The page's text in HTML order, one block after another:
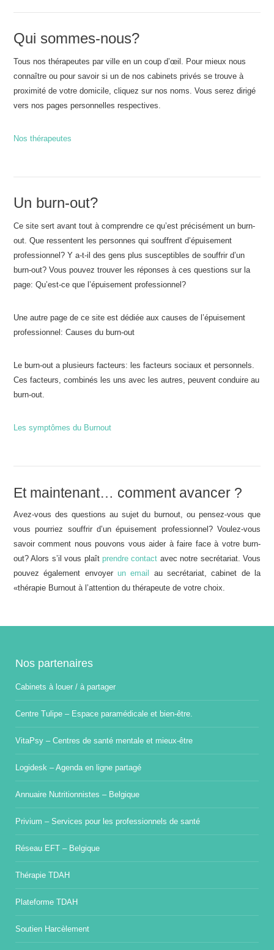
Qui sommes-nous?
Tous nos thérapeutes par ville en un coup d’œil. Pour mieux nous
connaître ou pour savoir si un de nos cabinets privés se trouve à
proximité de votre domicile, cliquez sur nos noms. Vous serez dirigé
vers nos pages personnelles respectives.
Nos thérapeutes
Un burn-out?
Ce site sert avant tout à comprendre ce qu’est précisément un burn-
out. Que ressentent les personnes qui souffrent d’épuisement
professionnel? Y a-t-il des gens plus susceptibles de souffrir d’un
burn-out? Vous pouvez trouver les réponses à ces questions sur la
page: Qu’est-ce que l’épuisement professionnel?
Une autre page de ce site est dédiée aux causes de l’épuisement
professionnel: Causes du burn-out
Le burn-out a plusieurs facteurs: les facteurs sociaux et personnels.
Ces facteurs, combinés les uns avec les autres, peuvent conduire au
burn-out.
Les symptômes du Burnout
Et maintenant… comment avancer ?
Avez-vous des questions au sujet du burnout, ou pensez-vous que
vous pourriez souffrir d’un épuisement professionnel? Voulez-vous
savoir comment nous pouvons vous aider à faire face à votre burn-
out? Alors s’il vous plaît prendre contact avec notre secrétariat. Vous
pouvez également envoyer un email
au secrétariat, cabinet de la
«thérapie Burnout à l’attention du thérapeute de votre choix.
Nos partenaires
Cabinets à louer / à partager
Centre Tulipe – Espace paramédicale et bien-être.
VitaPsy – Centres de santé mentale et mieux-être
Logidesk – Agenda en ligne partagé
Annuaire Nutritionnistes – Belgique
Privium – Services pour les professionnels de santé
Réseau EFT – Belgique
Thérapie TDAH
Plateforme TDAH
Soutien Harcèlement